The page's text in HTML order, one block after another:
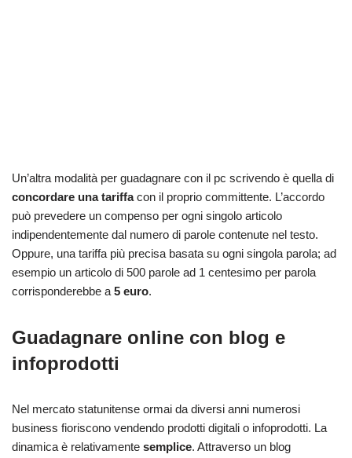
Un’altra modalità per guadagnare con il pc scrivendo è quella di
concordare una tariffacon il proprio committente. L’accordo
può prevedere un compenso per ogni singolo articolo
indipendentemente dal numero di parole contenute nel testo.
Oppure, una tariffa più precisa basata su ogni singola parola; ad
esempio un articolo di 500 parole ad 1 centesimo per parola
corrisponderebbe a 5 euro.
Guadagnare online con blog e
infoprodotti
Nel mercato statunitense ormai da diversi anni numerosi
business fioriscono vendendo prodotti digitali o infoprodotti. La
dinamica è relativamente semplice. Attraverso un blog